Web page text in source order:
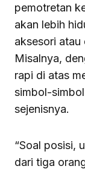
pemotretan
akan lebih
aksesori atau
Misalnya,
rapi di atas
simbol-
sejenisnya.
“Soal posisi,
dari tiga